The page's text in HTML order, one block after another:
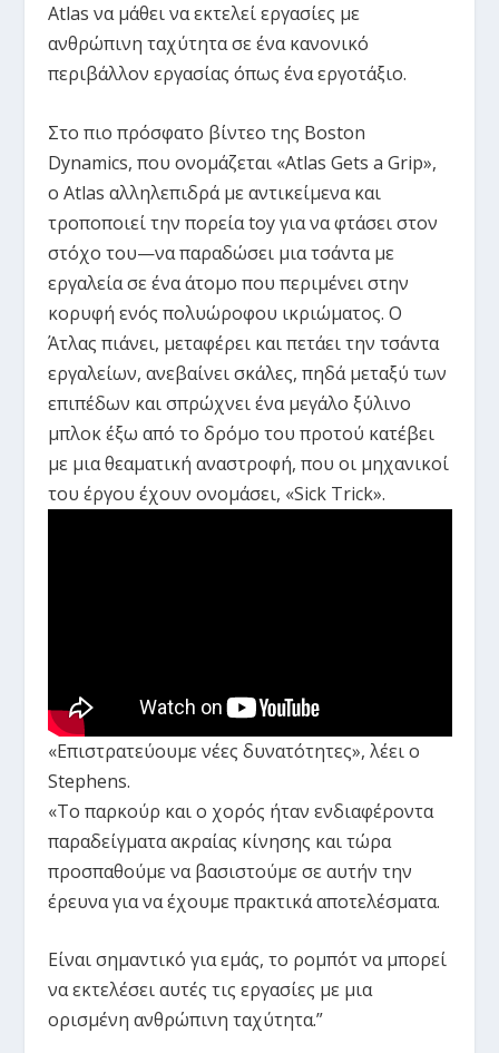
Atlas να μάθει να εκτελεί εργασίες με
ανθρώπινη ταχύτητα σε ένα κανονικό
περιβάλλον εργασίας όπως ένα εργοτάξιο.
Στο πιο πρόσφατο βίντεο της Boston
Dynamics, που ονομάζεται «Atlas Gets a Grip»,
ο Atlas αλληλεπιδρά με αντικείμενα και
τροποποιεί την πορεία toy για να φτάσει στον
στόχο του—να παραδώσει μια τσάντα με
εργαλεία σε ένα άτομο που περιμένει στην
κορυφή ενός πολυώροφου ικριώματος. Ο
Άτλας πιάνει, μεταφέρει και πετάει την τσάντα
εργαλείων, ανεβαίνει σκάλες, πηδά μεταξύ των
επιπέδων και σπρώχνει ένα μεγάλο ξύλινο
μπλοκ έξω από το δρόμο του προτού κατέβει
με μια θεαματική αναστροφή, που οι μηχανικοί
του έργου έχουν ονομάσει, «Sick Trick».
«Επιστρατεύουμε νέες δυνατότητες», λέει ο
Stephens.
«Το παρκούρ και ο χορός ήταν ενδιαφέροντα
παραδείγματα ακραίας κίνησης και τώρα
προσπαθούμε να βασιστούμε σε αυτήν την
έρευνα για να έχουμε πρακτικά αποτελέσματα.
Είναι σημαντικό για εμάς, το ρομπότ να μπορεί
να εκτελέσει αυτές τις εργασίες με μια
ορισμένη ανθρώπινη ταχύτητα.”